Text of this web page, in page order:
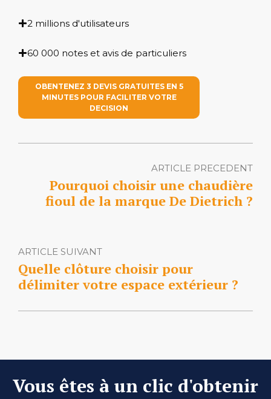
2 millions d'utilisateurs
60 000 notes et avis de particuliers
OBENTENEZ 3 DEVIS GRATUITES EN 5
MINUTES POUR FACILITER VOTRE
DECISION
ARTICLE PRECEDENT
Pourquoi choisir une chaudière
fioul de la marque De Dietrich ?
ARTICLE SUIVANT
Quelle clôture choisir pour
délimiter votre espace extérieur ?
Vous êtes à un clic d'obtenir